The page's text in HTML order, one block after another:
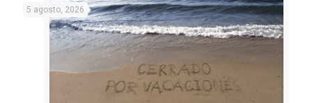
5 agosto, 2026